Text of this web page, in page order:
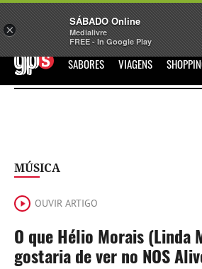
Sábado Assine
GPS SABORES VIAGENS
MÚSICA
OUVIR ARTIGO
O que Hélio Morais (Linda
gostaria de ver no NOS
×
SÁBADO Online
Medialivre
FREE - In Google Play